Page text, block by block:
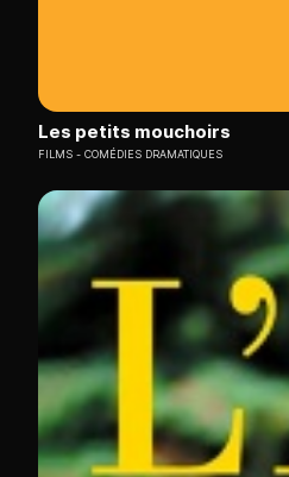
Les petits mouchoirs
FILMS COMÉDIES DRAMATIQUES